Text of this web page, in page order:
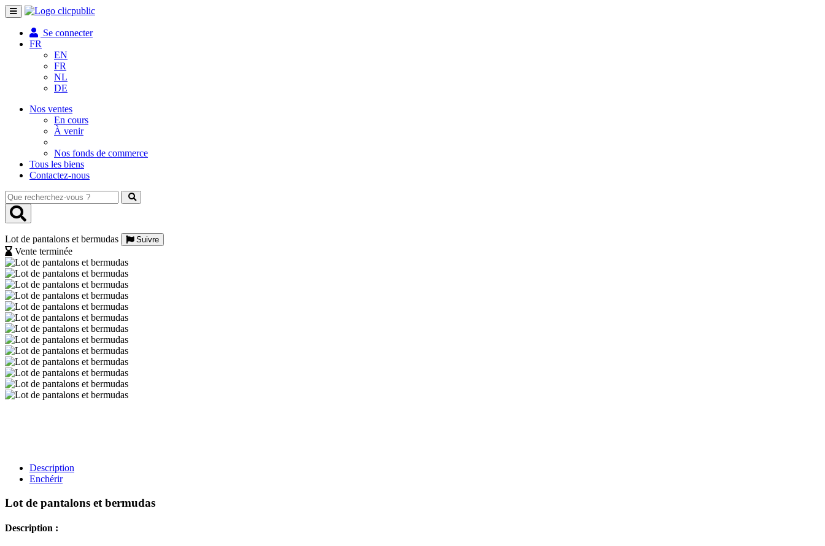
Toggle
navigation
Se connecter
FR
EN
FR
NL
DE
Nos ventes
En cours
À venir
Nos fonds de commerce
Tous les biens
Contactez-nous
Que
recherchez-
vous
Lot de pantalons et bermudas
Suivre
Vente terminée
Description
Enchérir
Lot de pantalons et bermudas
Description :